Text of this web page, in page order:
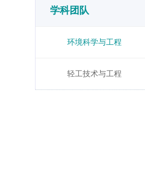
学科团队
环境科学与工程
轻工技术与工程